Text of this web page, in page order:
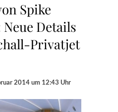
Spike
Details
Privatjet
2014 um 12:43 Uhr